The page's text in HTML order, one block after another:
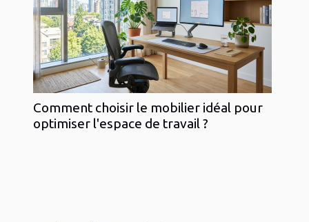
Comment choisir le mobilier idéal pour
optimiser l'espace de travail ?